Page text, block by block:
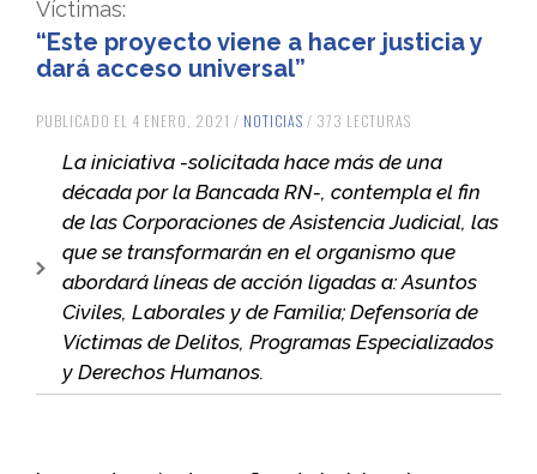
Víctimas:
“Este proyecto viene a hacer justicia y
dará acceso universal”
PUBLICADO EL 4 ENERO, 2021 / NOTICIAS / 373 LECTURAS
La iniciativa -solicitada hace más de una
década por la Bancada RN-, contempla el fin
de las Corporaciones de Asistencia Judicial, las
que se transformarán en el organismo que
abordará líneas de acción ligadas a: Asuntos
Civiles, Laborales y de Familia; Defensoría de
Víctimas de Delitos, Programas Especializados
y Derechos Humanos.